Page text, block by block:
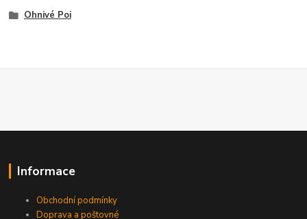
Ohnivé Poi
Informace
Obchodní podmínky
Doprava a poštovné